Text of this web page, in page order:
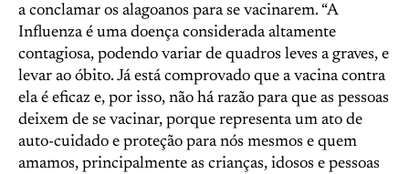
a conclamar os alagoanos para se vacinarem. “A
Influenza é uma doença considerada altamente
contagiosa, podendo variar de quadros leves a graves, e
levar ao óbito. Já está comprovado que a vacina contra
ela é eficaz e, por isso, não há razão para que as pessoas
deixem de se vacinar, porque representa um ato de
auto-cuidado e proteção para nós mesmos e quem
amamos, principalmente as crianças, idosos e pessoas